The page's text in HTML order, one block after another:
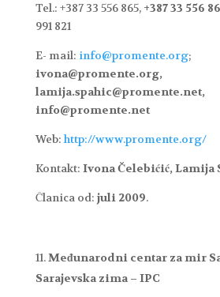
Tel.: +387 33 556 865, +387 33 556
991 821
E- mail: info@promente.org;
ivona@promente.org,
lamija.spahic@promente.net,
info@promente.net
Web:http://www.promente.org/
Kontakt: Ivona Čelebićić, Lamija
Članica od: juli 2009.
Međunarodni centar za mir
Sarajevska zima – IPC